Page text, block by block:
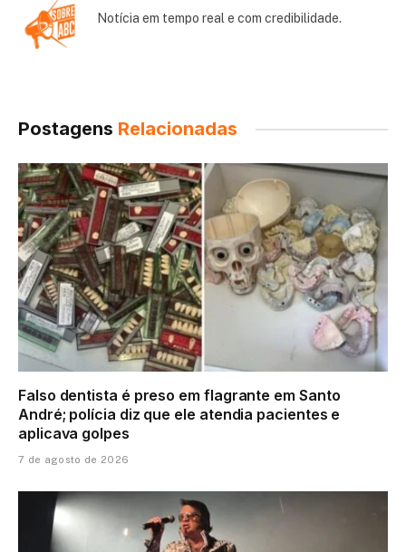
Notícia em tempo real e com credibilidade.
Postagens Relacionadas
Falso dentista é preso em flagrante em Santo
André; polícia diz que ele atendia pacientes e
aplicava golpes
7 de agosto de 2026